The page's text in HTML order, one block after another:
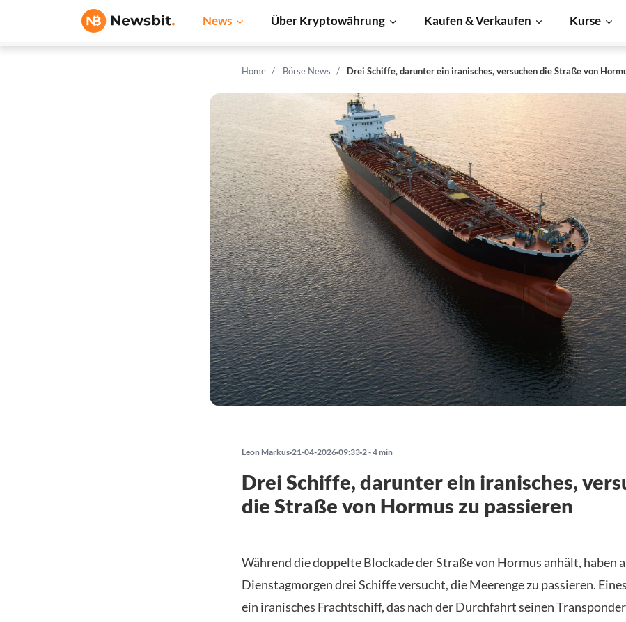
News Über Kryptowährung Kaufen & Verkaufen Kurse
Home Börse News Drei Schiffe, darunter ein iranisches, versuchen die Straße von
Leon Markus 21-04-2026 09:33 2 - 4 min
Drei Schiffe, darunter ein iranisches,
die Straße von Hormus zu passieren
Während die doppelte Blockade der Straße von Hormus anhält, haben
Dienstagmorgen drei Schiffe versucht, die Meerenge zu passieren.
ein iranisches Frachtschiff, das nach der Durchfahrt seinen Transponder